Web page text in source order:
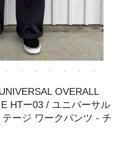
OVERALL
HTー03 / ユニバーサル
ージ ワークパンツ - チ